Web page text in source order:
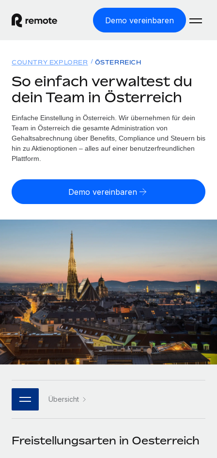
Demo vereinbaren
WELTWEITE BESCHÄFTIGUNG
Globale Payroll
Einfache, rechtssicher Payroll
Employer of Record
Weltweites Wachstum ohne Kosten für Niederlassungen
Contractor of Record
Rechtssichere, weltweite Arbeit mit Freelancer:innen
Globales Onboarding und Verwalten von
Freelancer:innen
Auslagern von komplexen HR-Aufgaben
INFRASTRUKTUR
Remote Embedded
Nahtlose Integration der HR in bestehende Abläufe
Plattform
Integrierte HR-Kernfunktionen für dein Team
MCP
Integrationen
Tools
Lösungen
WELTWEITE ABDECKUNG
Country Explorer
Länderspezifische Unterstützung bei der Einstellung
Einfache Einstellung in allen US-Bundesstaaten
WACHSTUMSPHASE
Agile HR- und Payroll-Lösungen für wachsende
Unternehmen
Mittelstand
Maßgeschneiderte HR-Lösungen, um Teams zu
vergrößern
Enterprise
Globale HR für Konzerne und Großunternehmen
PARTNER WERDEN
Flexible Einbettung von Global-HR-Funktionen in deine
Partner werden
Ressourcen
TOOLS UND RECHNER
Scheinselbstständigkeitsrisiko berechnen
Personalkostenrechner
Honorarzahlungen berechnen
Informationen zu möglichen Währungen und
Abwicklungsfristen für globale Freelancer:innen
LERNEN MIT REMOTE
Forschung und Leitfäden
Fallstudien
HR-Glossar
Bibliothek für Stellenbeschreibungen
Webinare
Events
Preise
Deutsch
Español
Italiano
Português (Portugal)
한국어
COUNTRY EXPLORER ÖSTERREICH
So einfach verwaltest du
dein Team in Österreich
Einfache Einstellung in Österreich. Wir übernehmen für dein
Team in Österreich die gesamte Administration von
Gehaltsabrechnung über Benefits, Compliance und Steuern bis
hin zu Aktienoptionen – alles auf einer benutzerfreundlichen
Plattform.
Demo vereinbaren
Übersicht
Freistellungsarten in Oesterreich